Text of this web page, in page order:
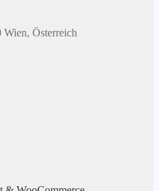
Wien, Österreich